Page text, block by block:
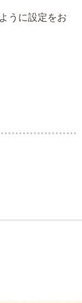
うに設定をお